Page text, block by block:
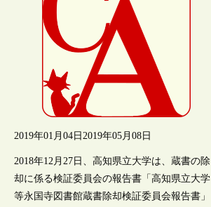
2019年01月04日 2019年05月08日
2018年12月27日、高知県立大学は、蔵書の除
却に係る検証委員会の報告書「高知県立大学
等永国寺図書館蔵書除却検証委員会報告書」